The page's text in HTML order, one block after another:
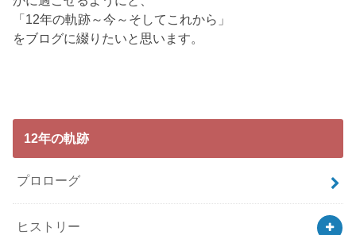
「12年の軌跡～今～そしてこれから」
をブログに綴りたいと思います。
12年の軌跡
プロローグ
ヒストリー